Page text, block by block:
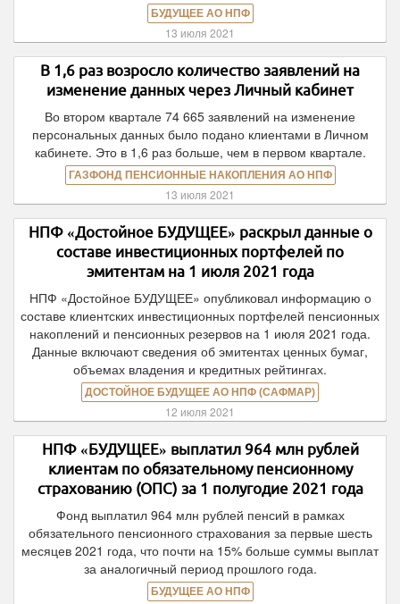
БУДУЩЕЕ АО НПФ
13 июля 2021
В 1,6 раз возросло количество заявлений на
изменение данных через Личный кабинет
Во втором квартале 74 665 заявлений на изменение
персональных данных было подано клиентами в Личном
кабинете. Это в 1,6 раз больше, чем в первом квартале.
ГАЗФОНД ПЕНСИОННЫЕ НАКОПЛЕНИЯ АО НПФ
13 июля 2021
НПФ «Достойное БУДУЩЕЕ» раскрыл данные о
составе инвестиционных портфелей по
эмитентам на 1 июля 2021 года
НПФ «Достойное БУДУЩЕЕ» опубликовал информацию о
составе клиентских инвестиционных портфелей пенсионных
накоплений и пенсионных резервов на 1 июля 2021 года.
Данные включают сведения об эмитентах ценных бумаг,
объемах владения и кредитных рейтингах.
ДОСТОЙНОЕ БУДУЩЕЕ АО НПФ (САФМАР)
12 июля 2021
НПФ «БУДУЩЕЕ» выплатил 964 млн рублей
клиентам по обязательному пенсионному
страхованию (ОПС) за 1 полугодие 2021 года
Фонд выплатил 964 млн рублей пенсий в рамках
обязательного пенсионного страхования за первые шесть
месяцев 2021 года, что почти на 15% больше суммы выплат
за аналогичный период прошлого года.
БУДУЩЕЕ АО НПФ